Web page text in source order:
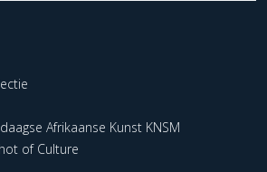
Afrikaanse Kunst KNSM
of Culture